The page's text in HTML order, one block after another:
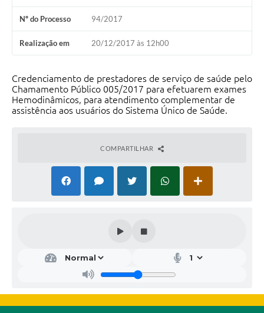
Nº do Processo 94/2017
Realização em 20/12/2017 às 12h00
Credenciamento de prestadores de serviço de saúde pelo
Chamamento Público 005/2017 para efetuarem exames
Hemodinâmicos, para atendimento complementar de
assistência aos usuários do Sistema Único de Saúde.
COMPARTILHAR